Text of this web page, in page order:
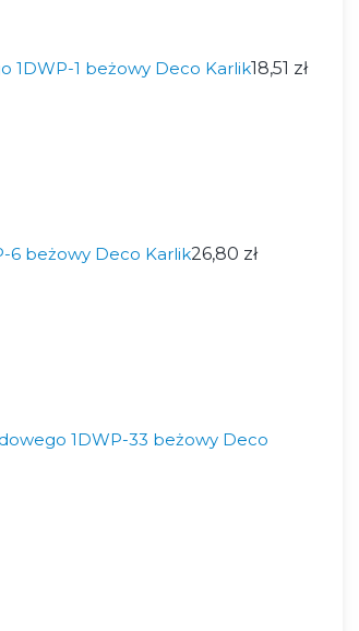
1DWP-1 beżowy Deco Karlik18,51 zł
6 beżowy Deco Karlik26,80 zł
1DWP-33 beżowy Deco